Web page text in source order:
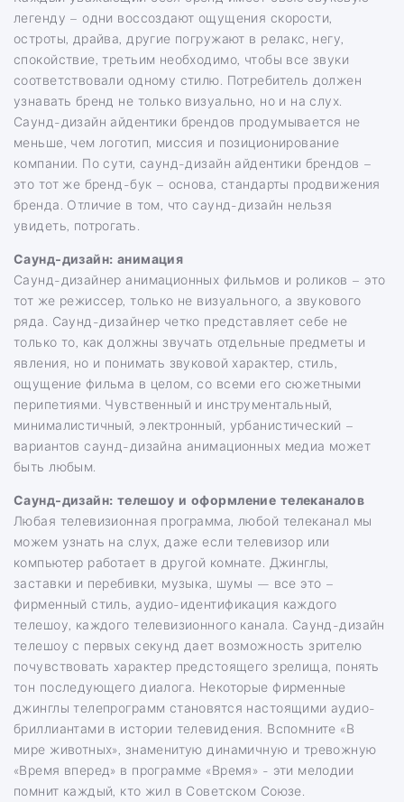
легенду – одни воссоздают ощущения скорости,
остроты, драйва, другие погружают в релакс, негу,
спокойствие, третьим необходимо, чтобы все звуки
соответствовали одному стилю. Потребитель должен
узнавать бренд не только визуально, но и на слух.
Саунд-дизайн айдентики брендов продумывается не
меньше, чем логотип, миссия и позиционирование
компании. По сути, саунд-дизайн айдентики брендов –
это тот же бренд-бук – основа, стандарты продвижения
бренда. Отличие в том, что саунд-дизайн нельзя
увидеть, потрогать.
Саунд-дизайн: анимация
Саунд-дизайнер анимационных фильмов и роликов – это
тот же режиссер, только не визуального, а звукового
ряда. Саунд-дизайнер четко представляет себе не
только то, как должны звучать отдельные предметы и
явления, но и понимать звуковой характер, стиль,
ощущение фильма в целом, со всеми его сюжетными
перипетиями. Чувственный и инструментальный,
минималистичный, электронный, урбанистический –
вариантов саунд-дизайна анимационных медиа может
быть любым.
Саунд-дизайн: телешоу и оформление телеканалов
Любая телевизионная программа, любой телеканал мы
можем узнать на слух, даже если телевизор или
компьютер работает в другой комнате. Джинглы,
заставки и перебивки, музыка, шумы — все это –
фирменный стиль, аудио-идентификация каждого
телешоу, каждого телевизионного канала. Саунд-дизайн
телешоу с первых секунд дает возможность зрителю
почувствовать характер предстоящего зрелища, понять
тон последующего диалога. Некоторые фирменные
джинглы телепрограмм становятся настоящими аудио-
бриллиантами в истории телевидения. Вспомните «В
мире животных», знаменитую динамичную и тревожную
«Время вперед» в программе «Время» - эти мелодии
помнит каждый, кто жил в Советском Союзе.